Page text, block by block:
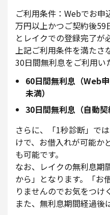
ご利用条件：Webでお
万円以上かつご契約後59
とレイクでの登録完了が
上記ご利用条件を満たさ
30日間無利息をご利用い
60日間無利息（Web
未満）
30日間無利息（自動契
さらに、「1秒診断」で
けで、お借入れが可能か
も可能です。
なお、レイクの無利息期
から」となります。「お
りませんのでお気をつけ
また、無利息期間経過後